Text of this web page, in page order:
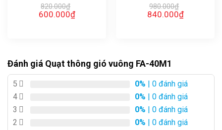
820.000₫
Giá
600.000₫Giá
hiện
980.000₫
Giá
840.000₫Giá
hiện
Đánh giá Quạt thông gió vuông FA-40M1
5 0% | 0 đánh giá
4
0% | 0 đánh giá
3
0% | 0 đánh giá
2
0% | 0 đánh giá